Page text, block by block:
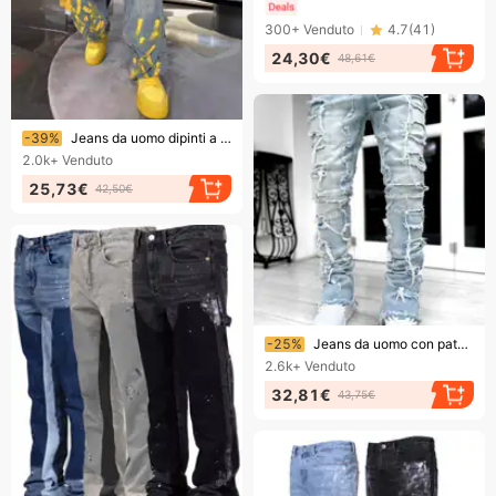
300+ Venduto 4.7(41 )
24,30€ 48,61€
Finendo presto!
-39%
Jeans da uomo dipinti a mano, stampa a getto d'inchiostro, alla moda, tutti abbinati, pantaloni dritti e rovinati
2.0k+ Venduto
25,73€ 42,50€
Finendo presto!
-25%
Jeans da uomo con patch elasticizzati alla moda Y2K Patchwork Nappe creative Decorazione Pantaloni in denim dritti per uomo Pantaloni Jean Hip Hop
2.6k+ Venduto
32,81€ 43,75€